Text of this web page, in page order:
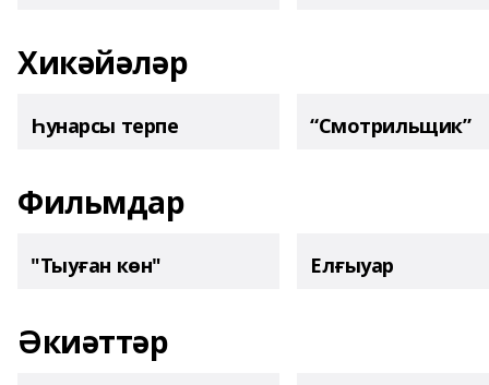
Хикәйәләр
Һунарсы терпе “Смотрильщик”
Фильмдар
"Тыуған көн" Елғыуар
Әкиәттәр